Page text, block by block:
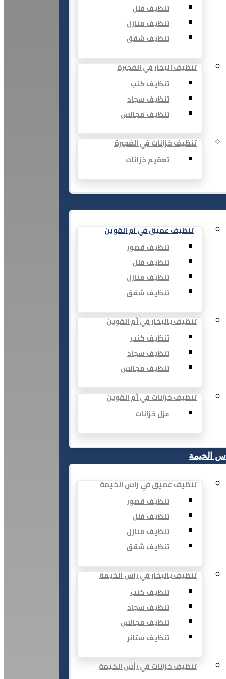
تنظيف فلل
تنظيف منازل
تنظيف شقق
تنظيف البخار في الفجيرة
تنظيف كنب
تنظيف سجاد
تنظيف مجالس
تنظيف خزانات في الفجيرة
تعقيم خزانات
تنظيف عميق في ام القوين
تنظيف قصور
تنظيف فلل
تنظيف منازل
تنظيف شقق
تنظيف بالبخار في أم القوين
تنظيف كنب
تنظيف سجاد
تنظيف مجالس
تنظيف خزانات في أم القوين
عزل خزانات
الخيمة
تنظيف عميق في راس الخيمة
تنظيف قصور
تنظيف فلل
تنظيف منازل
تنظيف شقق
تنظيف بالبخار في راس الخيمة
تنظيف كنب
تنظيف سجاد
تنظيف مجالس
تنظيف ستائر
تنظيف خزانات في رأس الخيمة